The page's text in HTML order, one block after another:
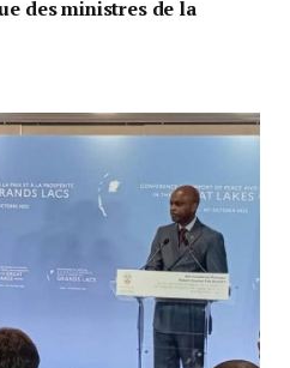
des ministres de la